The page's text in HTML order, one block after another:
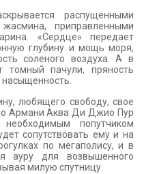
распущенными
приправленными
«Сердце» передает
глубину и мощь моря,
соленого воздуха. А в
томный пачули, пряность
насыщенность.
любящего свободу, свое
Армани Аква Ди Джио Пур
попутчиком
сопутствовать ему и на
по мегаполису, и в
ауру для возвышенного
милую спутницу.